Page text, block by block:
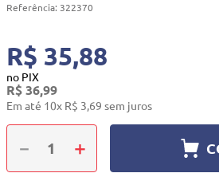
Referência: 322370
R$ 35,88
no PIX
R$36,99
Em até 10x R$ 3,69 sem juros
＋
－
10